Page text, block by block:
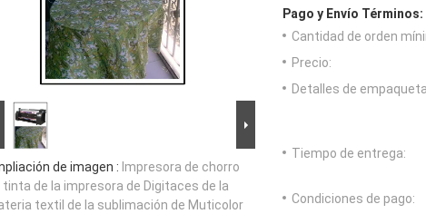
de imagen : Impresora de chorro
tinta de la impresora de Digitaces de la
textil de la sublimación de Muticolor
Pago y Envío Términos:
Cantidad de orden
Precio:
Detalles de
Tiempo de entrega:
Condiciones de pago: